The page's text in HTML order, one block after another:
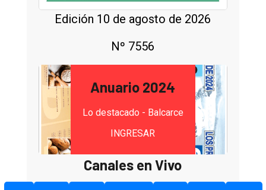
Edición 10 de agosto de 2026
Nº 7556
Anuario 2024
Lo destacado - Balcarce
INGRESAR
Canales en Vivo